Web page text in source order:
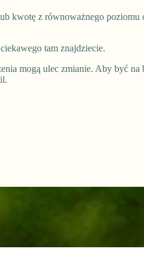
kwotę z równoważnego
tam znajdziecie.
mogą ulec zmianie. Aby być